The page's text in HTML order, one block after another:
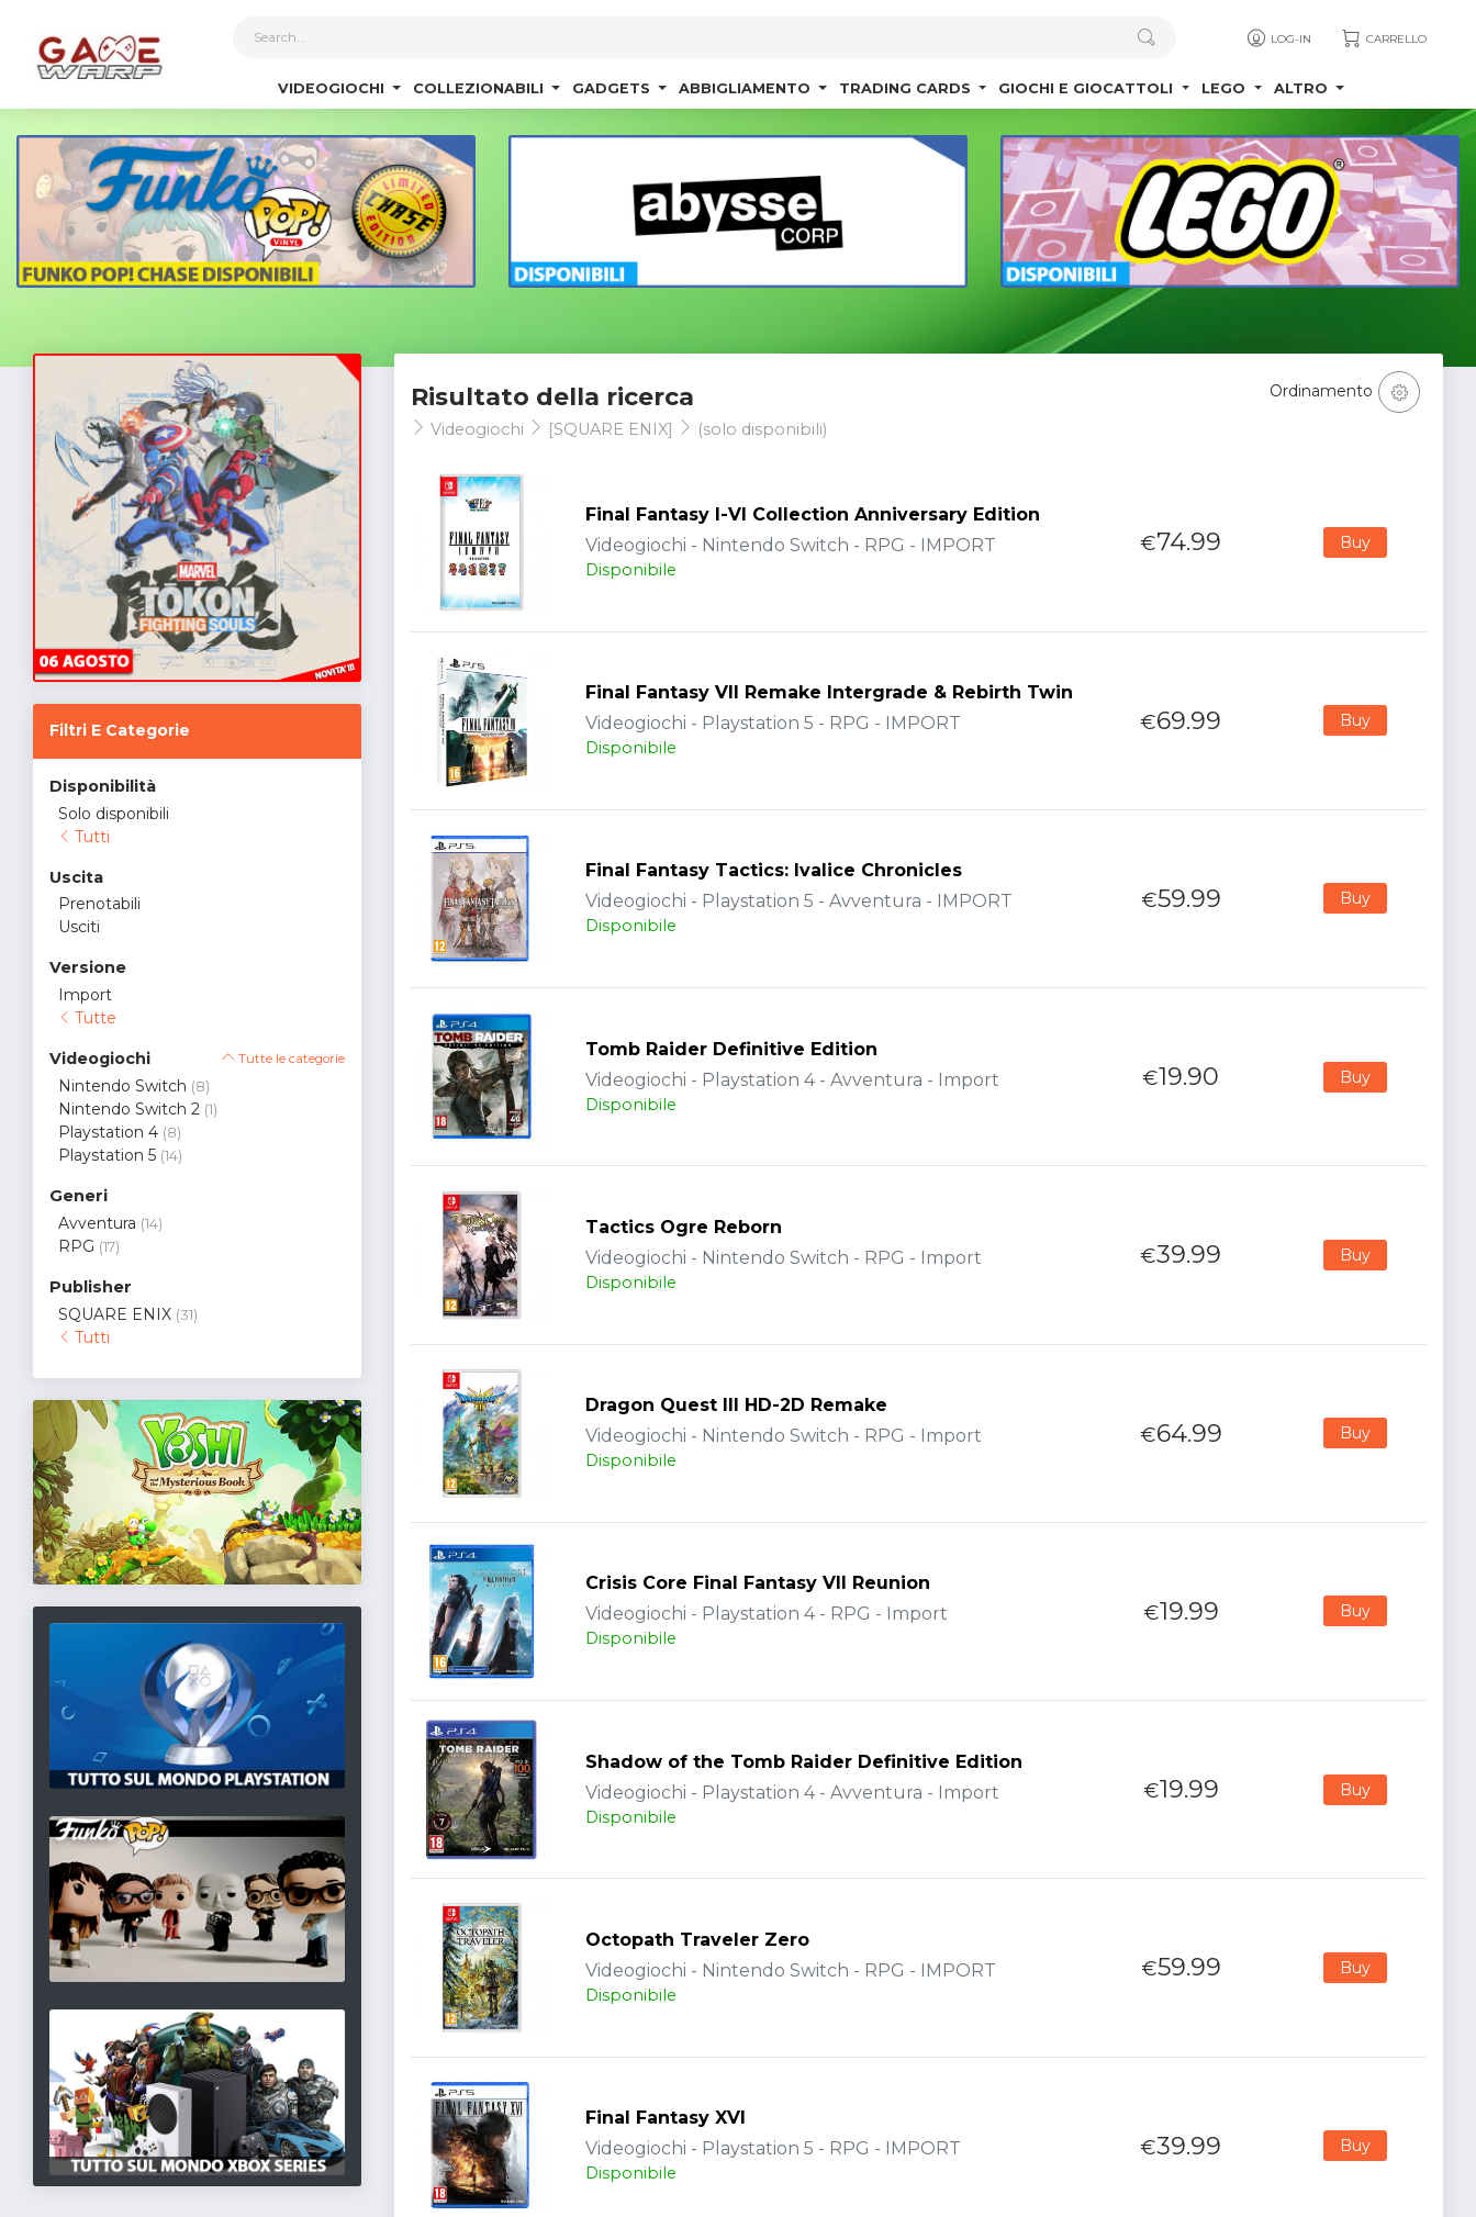
LOG-IN CARRELLO
VIDEOGIOCHI COLLEZIONABILI GADGETS ABBIGLIAMENTO TRADING CARDS GIOCHI E GIOCATTOLI LEGO ALTRO
Filtri E Categorie
Disponibilità
Solo disponibili
Tutti
Uscita
Prenotabili
Usciti
Versione
Import
Tutte
Videogiochi Tutte le categorie
Nintendo Switch (8)
Nintendo Switch 2 (1)
Playstation 4 (8)
Playstation 5 (14)
Generi
Avventura (14)
RPG (17)
Publisher
SQUARE ENIX (31)
Tutti
Risultato della ricerca
Videogiochi [SQUARE ENIX] (solo disponibili)
Ordinamento
Final Fantasy I-VI Collection Anniversary Edition
Videogiochi - Nintendo Switch - RPG - IMPORT
Disponibile
€74.99 Buy
Final Fantasy VII Remake Intergrade & Rebirth Twin
Videogiochi - Playstation 5 - RPG - IMPORT
Disponibile
€69.99 Buy
Final Fantasy Tactics: Ivalice Chronicles
Videogiochi - Playstation 5 - Avventura - IMPORT
Disponibile
€59.99 Buy
Tomb Raider Definitive Edition
Videogiochi - Playstation 4 - Avventura - Import
Disponibile
€19.90 Buy
Tactics Ogre Reborn
Videogiochi - Nintendo Switch - RPG - Import
Disponibile
€39.99 Buy
Dragon Quest III HD-2D Remake
Videogiochi - Nintendo Switch - RPG - Import
Disponibile
€64.99 Buy
Crisis Core Final Fantasy VII Reunion
Videogiochi - Playstation 4 - RPG - Import
Disponibile
€19.99 Buy
Shadow of the Tomb Raider Definitive Edition
Videogiochi - Playstation 4 - Avventura - Import
Disponibile
€19.99 Buy
Octopath Traveler Zero
Videogiochi - Nintendo Switch - RPG - IMPORT
Disponibile
€59.99 Buy
Final Fantasy XVI
Videogiochi - Playstation 5 - RPG - IMPORT
Disponibile
€39.99 Buy